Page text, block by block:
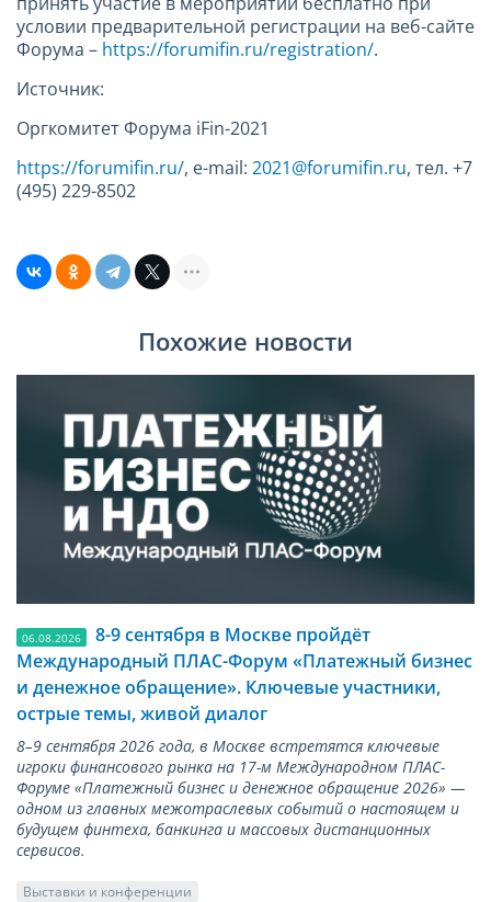
условии предварительной регистрации на веб-сайте
Форума – https://forumifin.ru/registration/.
Источник:
Оргкомитет Форума iFin-2021
https://forumifin.ru/, e-mail: 2021@forumifin.ru, тел. +7
(495) 229-8502
Похожие новости
06.08.2026
8-9 сентября в Москве пройдёт
Международный ПЛАС-Форум «Платежный бизнес
и денежное обращение». Ключевые участники,
острые темы, живой диалог
8–9 сентября 2026 года, в Москве встретятся ключевые
игроки финансового рынка на 17-м Международном ПЛАС-
Форуме «Платежный бизнес и денежное обращение 2026» —
одном из главных межотраслевых событий о настоящем и
будущем финтеха, банкинга и массовых дистанционных
сервисов.
Выставки и конференции